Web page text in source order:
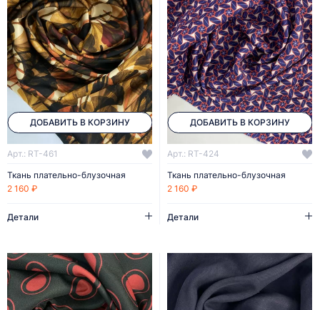
ДОБАВИТЬ В КОРЗИНУ
Арт.: RT-461
Ткань плательно-блузочная
2 160 ₽
Детали
ДОБАВИТЬ В КОРЗИНУ
Арт.: RT-424
Ткань плательно-блузочная
2 160 ₽
Детали